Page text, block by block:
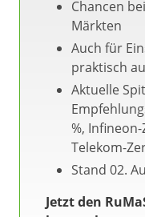
Chancen
Märkten
Auch für
praktisch
Aktuelle
%,
Telekom-
Stand 02.
Jetzt den